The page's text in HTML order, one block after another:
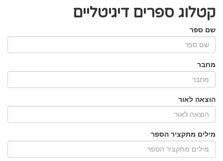
קטלוג ספרים דיגיטליים
שם ספר
מחבר
הוצאה לאור
מילים מתקציר הספר